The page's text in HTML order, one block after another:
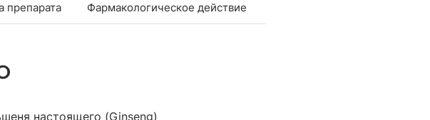
препарата Фармакологическое действие
настоящего (Ginseng)